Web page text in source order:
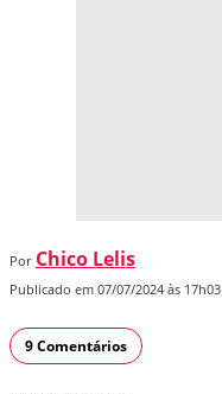
Por Chico Lelis
Publicado em 07/07/2024 às 17h03
9 Comentários